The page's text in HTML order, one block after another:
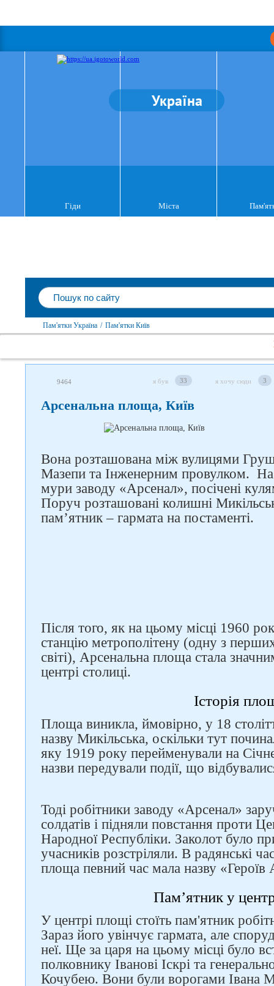
Україна
Гіди Міста
Пам'ятки Україна / Пам'ятки Київ
9464 я був 33 я хочу сюди 3
Арсенальна площа, Київ
Вона розташована між вулицями
Мазепи та Інженерним провулком.
мури заводу «Арсенал», посічені
Поруч розташовані колишні
пам’ятник – гармата на постаменті.
Після того, як на цьому місці 1960
станцію метрополітену (одну з
світі), Арсенальна площа стала
центрі столиці.
Історія
Площа виникла, ймовірно, у 18
назву Микільська, оскільки тут
яку 1919 року перейменували на
назви передували події, що
Тоді робітники заводу «Арсенал»
солдатів і підняли повстання проти
Народної Республіки. Заколот було
учасників розстріляли. В радянські
площа певний час мала назву «Героїв
Пам’ятник у
У центрі площі стоїть пам'ятник
Зараз його увінчує гармата, але
неї. Ще за царя на цьому місці було
полковнику Іванові Іскрі та
Кочубею. Вони були ворогами Івана
соцмережах